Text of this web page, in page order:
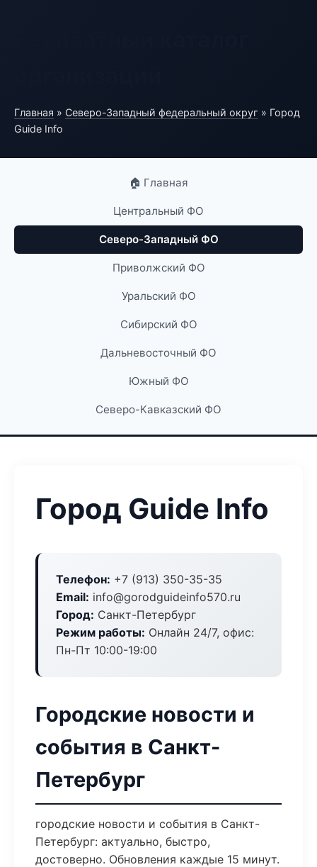
Главная » Северо-Западный федеральный округ » Город
Guide Info
🏠 Главная
Центральный ФО
Северо-Западный ФО
Приволжский ФО
Уральский ФО
Сибирский ФО
Дальневосточный ФО
Южный ФО
Северо-Кавказский ФО
Город Guide Info
Телефон: +7 (913) 350-35-35
Email: info@gorodguideinfo570.ru
Город: Санкт-Петербург
Режим работы: Онлайн 24/7, офис:
Пн-Пт 10:00-19:00
Городские новости и
события в Санкт-
Петербург
городские новости и события в Санкт-
Петербург: актуально, быстро,
достоверно. Обновления каждые 15 минут.